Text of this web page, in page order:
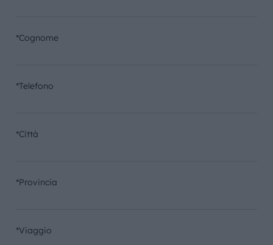
*Cognome
*Telefono
*Città
*Provincia
*Viaggio